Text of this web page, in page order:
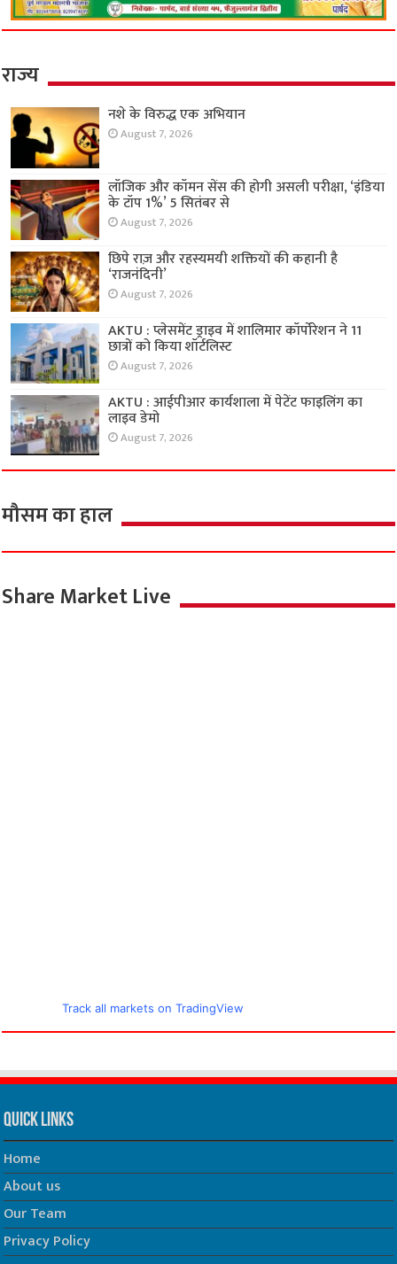
राज्य
नशे के विरुद्ध एक अभियान
August 7, 2026
लॉजिक और कॉमन सेंस की होगी असली परीक्षा, ‘इंडिया
के टॉप 1%’ 5 सितंबर से
August 7, 2026
छिपे राज़ और रहस्यमयी शक्तियों की कहानी है
‘राजनंदिनी’
August 7, 2026
AKTU : प्लेसमेंट ड्राइव में शालिमार कॉर्पोरेशन ने 11
छात्रों को किया शॉर्टलिस्ट
August 7, 2026
AKTU : आईपीआर कार्यशाला में पेटेंट फाइलिंग का
लाइव डेमो
August 7, 2026
मौसम का हाल
Share Market Live
Track all markets on TradingView
Quick Links
Home
About us
Our Team
Privacy Policy